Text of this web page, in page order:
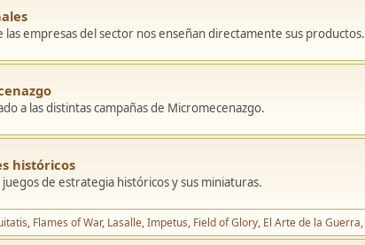
las empresas del sector nos enseñan directamente sus productos.
a las distintas campañas de Micromecenazgo.
históricos
de estrategia históricos y sus miniaturas.
Flames of War Lasalle Impetus Field of Glory El Arte de la Guerra